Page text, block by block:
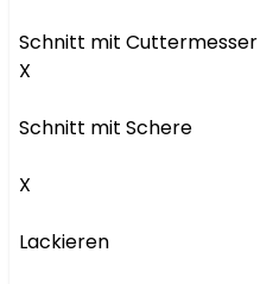
Schnitt mit Cuttermesser
X
Schnitt mit Schere
X
Lackieren